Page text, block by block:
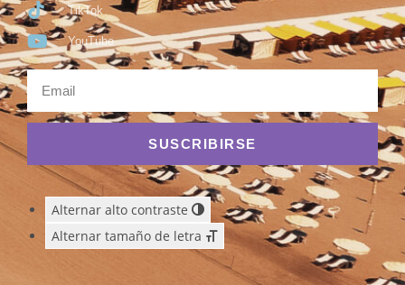
TikTok
YouTube
SUSCRIBIRSE
Alternar alto contraste
Alternar tamaño de letra